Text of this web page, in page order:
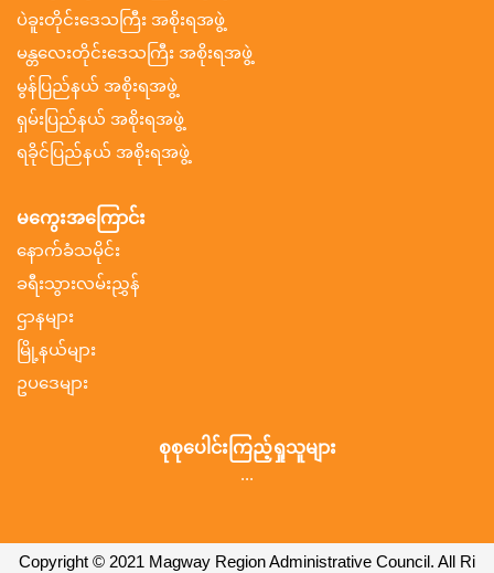
ပဲခူးတိုင်းဒေသကြီး အစိုးရအဖွဲ့
မန္တလေးတိုင်းဒေသကြီး အစိုးရအဖွဲ့
မွန်ပြည်နယ် အစိုးရအဖွဲ့
ရှမ်းပြည်နယ် အစိုးရအဖွဲ့
ရခိုင်ပြည်နယ် အစိုးရအဖွဲ့
မကွေးအကြောင်း
နောက်ခံသမိုင်း
ခရီးသွားလမ်းညွှန်
ဌာနများ
မြို့နယ်များ
ဥပဒေများ
စုစုပေါင်းကြည့်ရှုသူများ
...
Copyright © 2021 Magway Region Administrative Council. All Ri